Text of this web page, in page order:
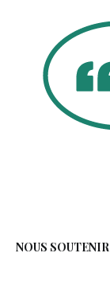
NOUS SOUTENIR